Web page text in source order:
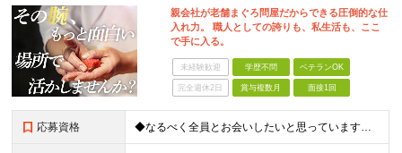
親会社が老舗まぐろ問屋だからできる圧倒的な仕
入れ力。 職人としての誇りも、私生活も、ここ
で手に入る。
未経験歓迎 学歴不問 ベテランOK
完全週休2日 賞与複数月 面接1回
応募資格 ◆なるべく全員とお会いしたいと思っています！◆経験浅めの方も大歓迎です！ ■寿司職人としての経験がある方 ■学歴不問 ＼こんな方にピッタリ！／ ◎寿司が好きで、技術をもっと磨いていきたい方 ◎明る